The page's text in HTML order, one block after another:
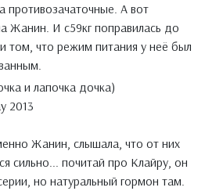
противозачаточные. А вот
Жанин. И с59кг поправилась до
том, что режим питания у неё был
и лапочка дочка)
2013
Жанин, слышала, что от них
сильно... почитай про Клайру, он
но натуральный гормон там.